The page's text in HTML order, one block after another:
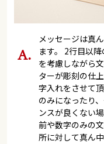
メッセージは真
ます。 2行目以
を考慮しながら
ターが彫刻の仕
字入れをさせて
のみになったり
ンスが良くない
前や数字のみの
所に対して真ん